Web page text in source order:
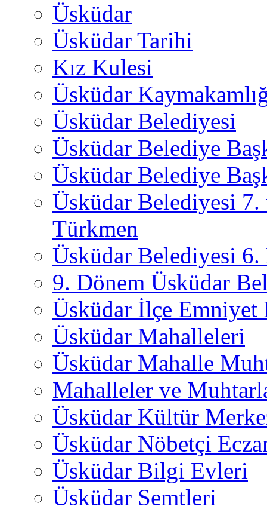
Üsküdar
Üsküdar Tarihi
Kız Kulesi
Üsküdar
Üsküdar Belediyesi
Üsküdar Belediye
Üsküdar Belediye
Üsküdar Belediyesi
Türkmen
Üsküdar Belediyesi 6.
9. Dönem Üsküdar
Üsküdar İlçe
Üsküdar Mahalleleri
Üsküdar Mahalle
Mahalleler ve
Üsküdar Kültür
Üsküdar Nöbetçi
Üsküdar Bilgi Evleri
Üsküdar Semtleri